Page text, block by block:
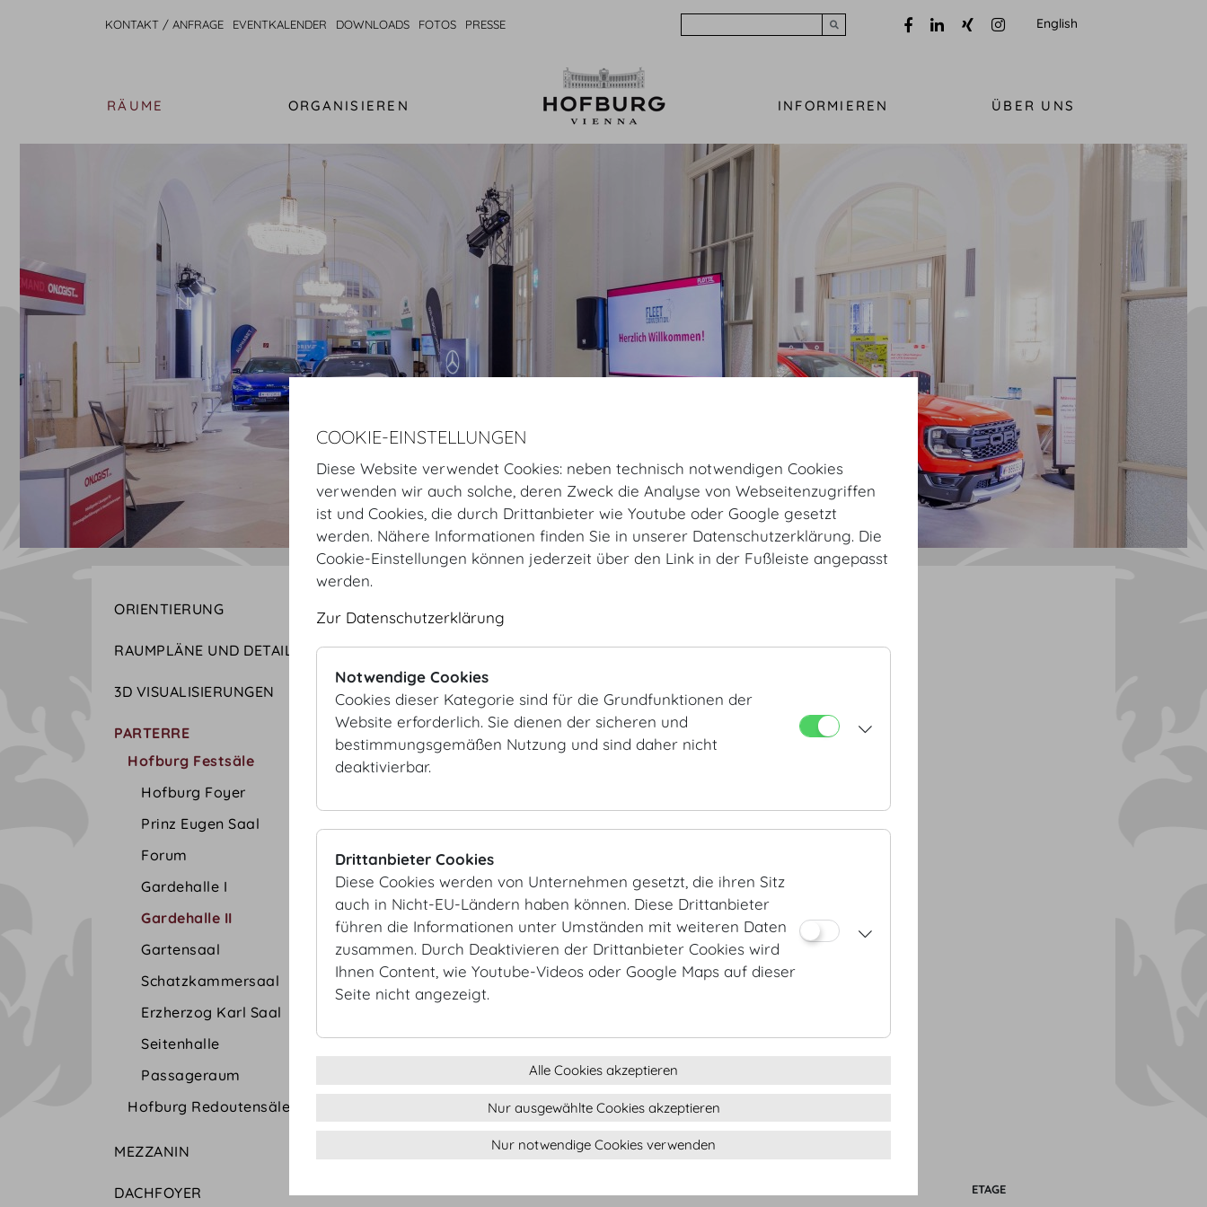
KONTAKT / ANFRAGE EVENTKALENDER DOWNLOADS FOTOS PRESSE English
RÄUME ORGANISIEREN INFORMIEREN ÜBER UNS
ORIENTIERUNG
RAUMPLÄNE UND DETAILS
3D VISUALISIERUNGEN
PARTERRE
Hofburg Festsäle
Hofburg Foyer
Prinz Eugen Saal
Forum
Gardehalle I
Gardehalle II
Gartensaal
Schatzkammersaal
Erzherzog Karl Saal
Seitenhalle
Passageraum
Hofburg Redoutensäle
MEZZANIN
DACHFOYER
EINGANG/ENTRANCE
EINGANG/ENTRANCE
JOSEFSPLATZ/
REDOUTENSÄLE
EINGANG/ENTRANCE SCHWEIZERHOF/
ETAGE
COOKIE-EINSTELLUNGEN
Diese Website verwendet Cookies: neben technisch notwendigen Cookies
verwenden wir auch solche, deren Zweck die Analyse von Webseitenzugriffen
ist und Cookies, die durch Drittanbieter wie Youtube oder Google gesetzt
werden. Nähere Informationen finden Sie in unserer Datenschutzerklärung. Die
Cookie-Einstellungen können jederzeit über den Link in der Fußleiste angepasst
werden.
Zur Datenschutzerklärung
Notwendige Cookies
Cookies dieser Kategorie sind für die Grundfunktionen der
Website erforderlich. Sie dienen der sicheren und
bestimmungsgemäßen Nutzung und sind daher nicht
deaktivierbar.
Drittanbieter Cookies
Diese Cookies werden von Unternehmen gesetzt, die ihren Sitz
auch in Nicht-EU-Ländern haben können. Diese Drittanbieter
führen die Informationen unter Umständen mit weiteren Daten
zusammen. Durch Deaktivieren der Drittanbieter Cookies wird
Ihnen Content, wie Youtube-Videos oder Google Maps auf dieser
Seite nicht angezeigt.
Alle Cookies akzeptieren
Nur ausgewählte Cookies akzeptieren
Nur notwendige Cookies verwenden